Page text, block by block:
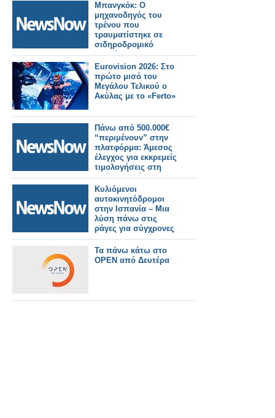
Μπανγκόκ: Ο
μηχανοδηγός του
τρένου που
τραυματίστηκε σε
σιδηροδρομικό
δυστύχημα
ομολόγησε ότι έκανε
χρήση ναρκωτικών.
Eurovision 2026: Στο
πρώτο μισό του
Μεγάλου Τελικού ο
Ακύλας με το «Ferto»
Πάνω από 500.000€
“περιμένουν” στην
πλατφόρμα: Άμεσος
έλεγχος για εκκρεμείς
τιμολογήσεις στη
Δράση Παχέος
Εντέρου
Κυλιόμενοι
αυτοκινητόδρομοι
στην Ισπανία – Μια
λύση πάνω στις
ράγες για σύγχρονες
εμπορευματικές
μεταφορές.
Τα πάνω κάτω στο
OPEN από Δευτέρα